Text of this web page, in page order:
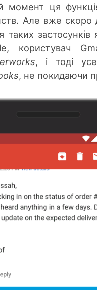
момент ця
Але вже скоро
таких застосунків
користувач
, і тоді
, не покидаючи